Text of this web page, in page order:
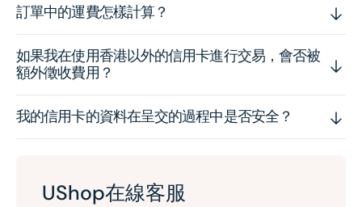
訂單中的運費怎樣計算？
如果我在使用香港以外的信用卡進行交易，會否被
額外徵收費用？
我的信用卡的資料在呈交的過程中是否安全？
UShop在線客服